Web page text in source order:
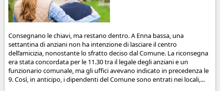
Consegnano le chiavi, ma restano dentro. A Enna bassa, una
settantina di anziani non ha intenzione di lasciare il centro
dell’amicizia, nonostante lo sfratto deciso dal Comune. La riconsegna
era stata concordata per le 11.30 tra il legale degli anziani e un
funzionario comunale, ma gli uffici avevano indicato in precedenza le
9. Così, in anticipo, i dipendenti del Comune sono entrati nei locali,...